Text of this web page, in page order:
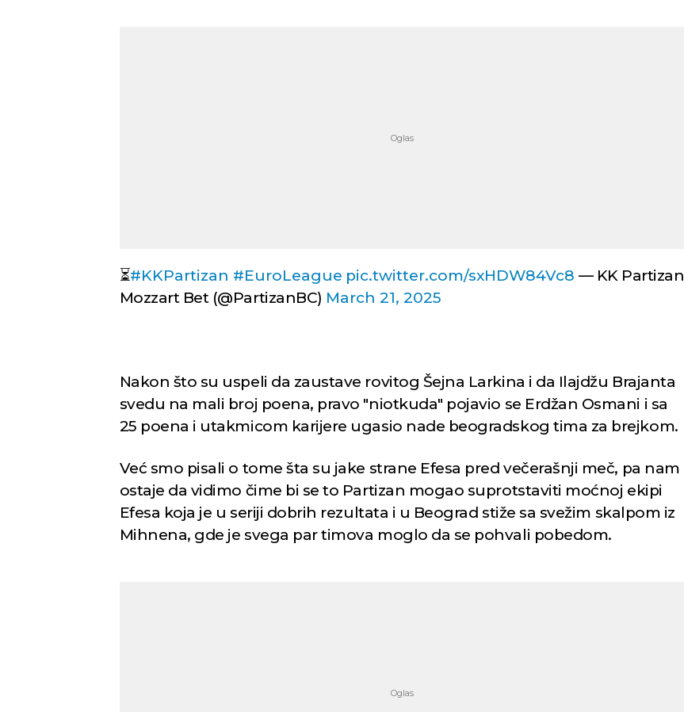
⏳#KKPartizan #EuroLeague pic.twitter.com/sxHDW84Vc8 — KK Partizan
Mozzart Bet (@PartizanBC) March 21, 2025
Nakon što su uspeli da zaustave rovitog Šejna Larkina i da Ilajdžu Brajanta
svedu na mali broj poena, pravo "niotkuda" pojavio se Erdžan Osmani i sa
25 poena i utakmicom karijere ugasio nade beogradskog tima za brejkom.
Već smo pisali o tome šta su jake strane Efesa pred večerašnji meč, pa nam
ostaje da vidimo čime bi se to Partizan mogao suprotstaviti moćnoj ekipi
Efesa koja je u seriji dobrih rezultata i u Beograd stiže sa svežim skalpom iz
Mihnena, gde je svega par timova moglo da se pohvali pobedom.